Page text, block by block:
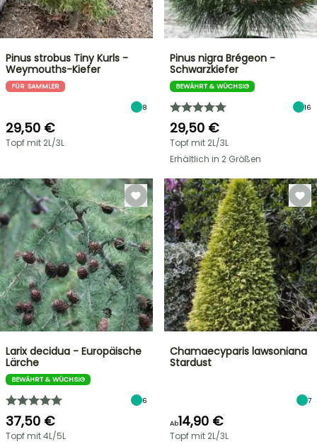
Pinus strobus Tiny Kurls -
Weymouths-Kiefer
FÜR SAMMLER
8
29,50 €
Topf mit 2L/3L
Pinus nigra Brégeon -
Schwarzkiefer
BEWÄHRT & WÜCHSIG
16
29,50 €
Topf mit 2L/3L
Erhältlich in 2 Größen
Larix decidua - Europäische
Lärche
BEWÄHRT & WÜCHSIG
6
37,50 €
Topf mit 4L/5L
Chamaecyparis lawsoniana
Stardust
7
Ab14,90 €
Topf mit 2L/3L